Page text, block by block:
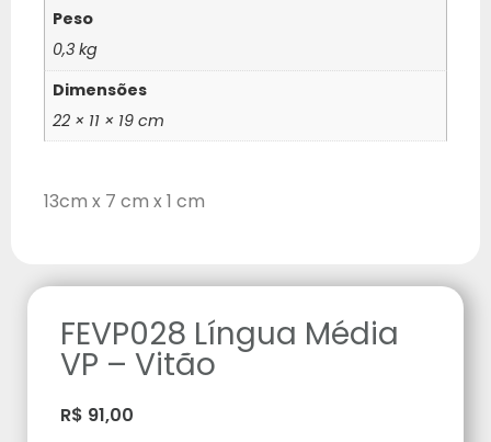
Peso
0,3 kg
Dimensões
22 × 11 × 19 cm
13cm x 7 cm x 1 cm
FEVP028 Língua Média
VP – Vitão
R$ 91,00